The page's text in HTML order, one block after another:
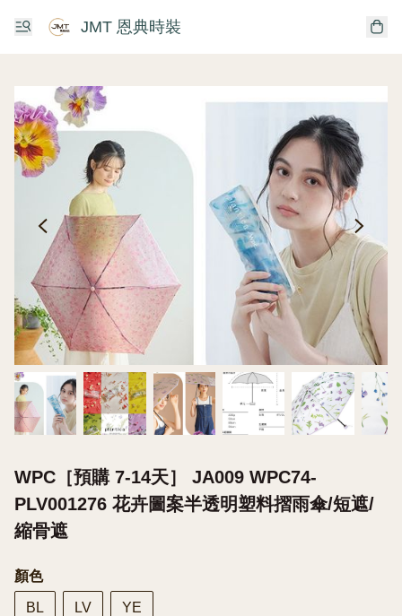
JMT 恩典時裝
WPC［預購 7-14天］ JA009 WPC74-
PLV001276 花卉圖案半透明塑料摺雨傘/短遮/
縮骨遮
顏色
BL LV YE